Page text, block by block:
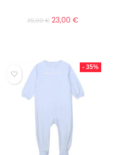
35,00€ 23,00 €
- 35%